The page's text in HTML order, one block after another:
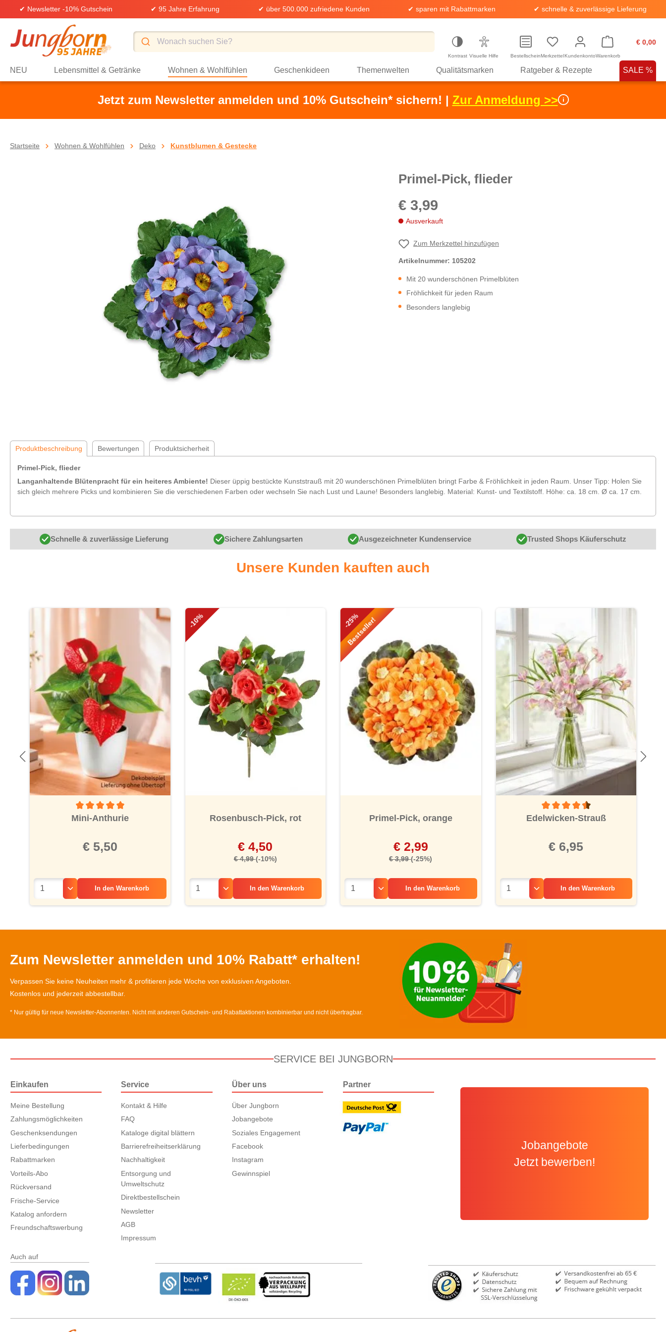
Zur Hauptnavigation springen
✔ Newsletter -10% Gutschein ✔ 95 Jahre Erfahrung ✔ über 500.000 zufriedene Kunden ✔ sparen mit Rabattmarken ✔ schnelle & zuverlässige Lieferung
Kontrast Visuelle Hilfe BestellscheinMerkzettelKundenkonto
€ 0,00
Warenkorb
NEU Lebensmittel & Getränke Wohnen & Wohlfühlen Geschenkideen Themenwelten Qualitätsmarken Ratgeber & Rezepte SALE %
Jetzt zum Newsletter anmelden und 10% Gutschein* sichern! | Zur Anmeldung >>
Startseite Wohnen & Wohlfühlen Deko Kunstblumen & Gestecke
Primel-Pick, flieder
€ 3,99
Ausverkauft
Zum Merkzettel hinzufügen
Artikelnummer: 105202
Mit 20 wunderschönen Primelblüten
Fröhlichkeit für jeden Raum
Besonders langlebig
Produktbeschreibung Bewertungen Produktsicherheit
Primel-Pick, flieder
Langanhaltende Blütenpracht für ein heiteres Ambiente! Dieser üppig bestückte Kunststrauß mit 20 wunderschönen Primelblüten bringt Farbe & Fröhlichkeit in jeden Raum. Unser Tipp: Holen Sie
sich gleich mehrere Picks und kombinieren Sie die verschiedenen Farben oder wechseln Sie nach Lust und Laune! Besonders langlebig. Material: Kunst- und Textilstoff. Höhe: ca. 18 cm. Ø ca. 17 cm.
Schnelle & zuverlässige Lieferung Sichere Zahlungsarten Ausgezeichneter Kundenservice Trusted Shops Käuferschutz
Unsere Kunden kauften auch
Produktgalerie überspringen
Durchschnittliche Bewertung von 5 von 5 Sternen
Mini-Anthurie
€ 5,50
In den Warenkorb
-10%
Rosenbusch-Pick, rot
€ 4,50
€ 4,99(-10%)
In den Warenkorb
-25%
Bestseller!
Primel-Pick, orange
€ 2,99
€ 3,99(-25%)
In den Warenkorb
Durchschnittliche Bewertung von 4.5
Edelwicken-Strauß
€ 6,95
In den Warenkorb
Zum Newsletter anmelden und 10% Rabatt* erhalten!
Verpassen Sie keine Neuheiten mehr & profitieren jede Woche von exklusiven Angeboten.
Kostenlos und jederzeit abbestellbar.
* Nur gültig für neue Newsletter-Abonnenten. Nicht mit anderen Gutschein- und Rabattaktionen kombinierbar und nicht übertragbar.
SERVICE BEI JUNGBORN
Einkaufen
Meine Bestellung
Zahlungsmöglichkeiten
Geschenksendungen
Lieferbedingungen
Rabattmarken
Vorteils-Abo
Rückversand
Frische-Service
Katalog anfordern
Freundschaftswerbung
Service
Kontakt & Hilfe
FAQ
Kataloge digital blättern
Barrierefreiheitserklärung
Nachhaltigkeit
Entsorgung und
Umweltschutz
Direktbestellschein
Newsletter
AGB
Impressum
Über uns
Über Jungborn
Jobangebote
Soziales Engagement
Facebook
Instagram
Gewinnspiel
Partner
Jobangebote
Jetzt bewerben!
Auch auf